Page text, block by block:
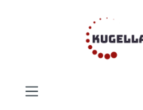
Zum Hauptinhalt springen